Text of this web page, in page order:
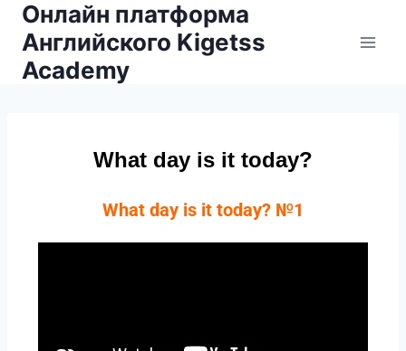
Онлайн платформа
Английского Kigetss
Academy
What day is it today?
What day is it today? №1